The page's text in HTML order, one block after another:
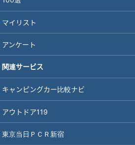
マイリスト
アンケート
関連サービス
キャンピングカー比較ナビ
アウトドア119
東京当日ＰＣＲ新宿